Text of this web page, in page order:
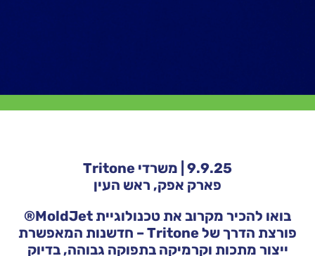
9.9.25 | משרדי Tritone
פארק אפק, ראש העין
בואו להכיר מקרוב את טכנולוגיית MoldJet®
פורצת הדרך של Tritone – חדשנות המאפשרת
ייצור מתכות וקרמיקה בתפוקה גבוהה, בדיוק